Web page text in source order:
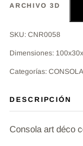
ARCHIVO 3D
SKU: CNR0058
Dimensiones:
Categorías:
DESCRIPCIÓN
Consola art déco